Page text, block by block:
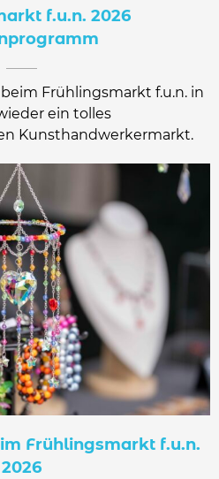
f.u.n. 2026
Frühlingsmarkt f.u.n. in
ein tolles
Kunsthandwerkermarkt.
Frühlingsmarkt f.u.n.
2026